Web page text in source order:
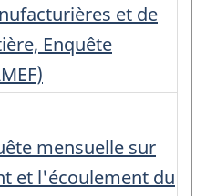
et de
Enquête
mensuelle sur
et l'écoulement du